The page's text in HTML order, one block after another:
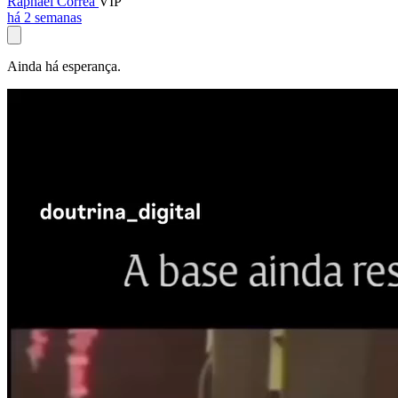
há 2 semanas
Ainda há esperança.